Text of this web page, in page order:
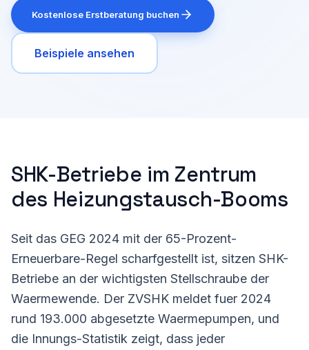
Kostenlose Erstberatung buchen
Beispiele ansehen
SHK-Betriebe im Zentrum
des Heizungstausch-Booms
Seit das GEG 2024 mit der 65-Prozent-
Erneuerbare-Regel scharfgestellt ist, sitzen SHK-
Betriebe an der wichtigsten Stellschraube der
Waermewende. Der ZVSHK meldet fuer 2024
rund 193.000 abgesetzte Waermepumpen, und
die Innungs-Statistik zeigt, dass jeder